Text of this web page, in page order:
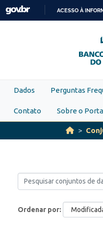
Skip to main content
ACESSO À
Dados Perguntas
Contato Sobre o
Ordenar por